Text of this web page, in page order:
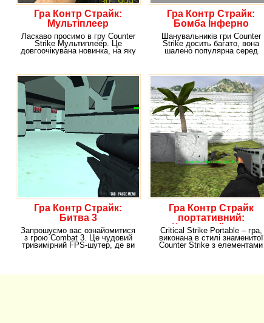
Гра Контр Страйк:
Мультіплеер
Ласкаво просимо в гру Counter
Strike Мультиплеер. Це
довгоочікувана новинка, на яку
Гра Контр Страйк:
Бомба Інферно
Шанувальників гри Counter
Strike досить багато, вона
шалено популярна серед
Гра Контр Страйк:
Битва 3
Запрошуємо вас ознайомитися
з грою Combat 3. Це чудовий
тривимірний FPS-шутер, де ви
Гра Контр Страйк
портативний:
Критичний удар
Critical Strike Portable – гра,
виконана в стилі знаменитої
Counter Strike з елементами